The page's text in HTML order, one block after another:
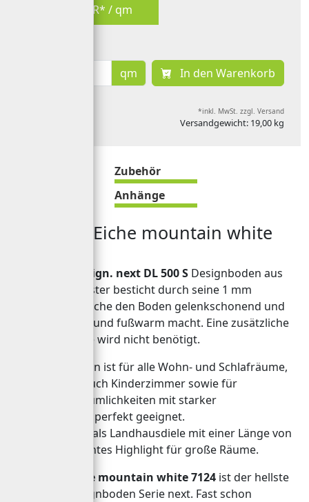
ab 35,06 EUR* / qm
qm In den Warenkorb
*inkl. MwSt. zzgl. Versand
Versandgewicht: 19,00 kg
Zubehör
Anhänge
DL 500 S - Eiche mountain white
MeisterDesign. next DL 500 S Designboden aus
dem Hause Meister besticht durch seine 1 mm
Korkschicht, welche den Boden gelenkschonend und
besonders leise und fußwarm macht. Eine zusätzliche
Dämmunterlage wird nicht benötigt.
Der Designboden ist für alle Wohn- und Schlafräume,
insbesondere auch Kinderzimmer sowie für
gewerbliche Räumlichkeiten mit starker
Beanspruchung perfekt geeignet.
Der DL 500 S ist als Landhausdiele mit einer Länge von
2052 mm ein echtes Highlight für große Räume.
Eiche mountain white 7124 ist der hellste
Boden der Designboden Serie next. Fast schon